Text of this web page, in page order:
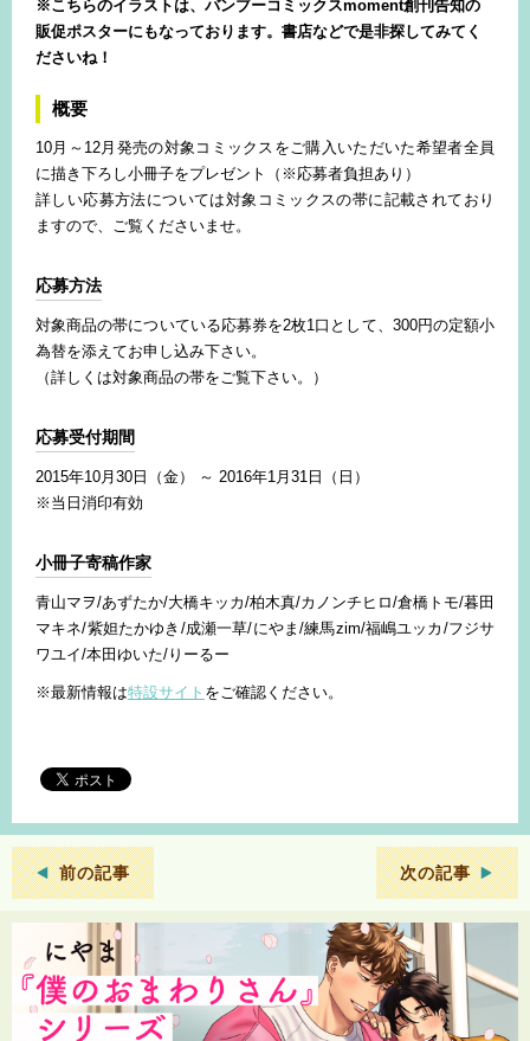
※こちらのイラストは、バンブーコミックスmoment創刊告知の
販促ポスターにもなっております。書店などで是非探してみてく
ださいね！
概要
10月～12月発売の対象コミックスをご購入いただいた希望者全員
に描き下ろし小冊子をプレゼント（※応募者負担あり）
詳しい応募方法については対象コミックスの帯に記載されており
ますので、ご覧くださいませ。
応募方法
対象商品の帯についている応募券を2枚1口として、300円の定額小
為替を添えてお申し込み下さい。
（詳しくは対象商品の帯をご覧下さい。）
応募受付期間
2015年10月30日（金） ～ 2016年1月31日（日）
※当日消印有効
小冊子寄稿作家
青山マヲ/あずたか/大橋キッカ/柏木真/カノンチヒロ/倉橋トモ/暮田
マキネ/紫妲たかゆき/成瀬一草/にやま/練馬zim/福嶋ユッカ/フジサ
ワユイ/本田ゆいた/りーるー
※最新情報は特設サイト をご確認ください。
前の記事 次の記事